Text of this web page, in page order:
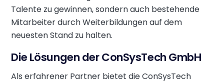
Talente zu gewinnen, sondern auch bestehende
Mitarbeiter durch Weiterbildungen auf dem
neuesten Stand zu halten.
Die Lösungen der ConSysTech GmbH
Als erfahrener Partner bietet die ConSysTech